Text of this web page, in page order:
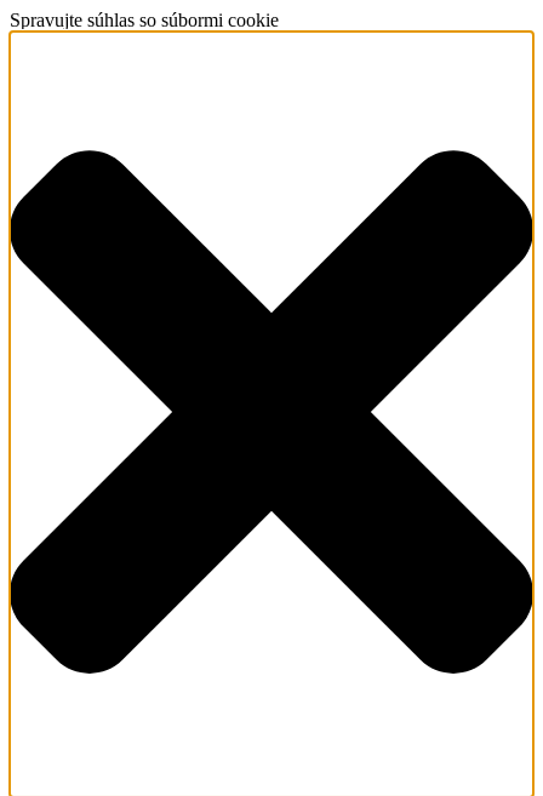
Spravujte súhlas so súbormi cookie